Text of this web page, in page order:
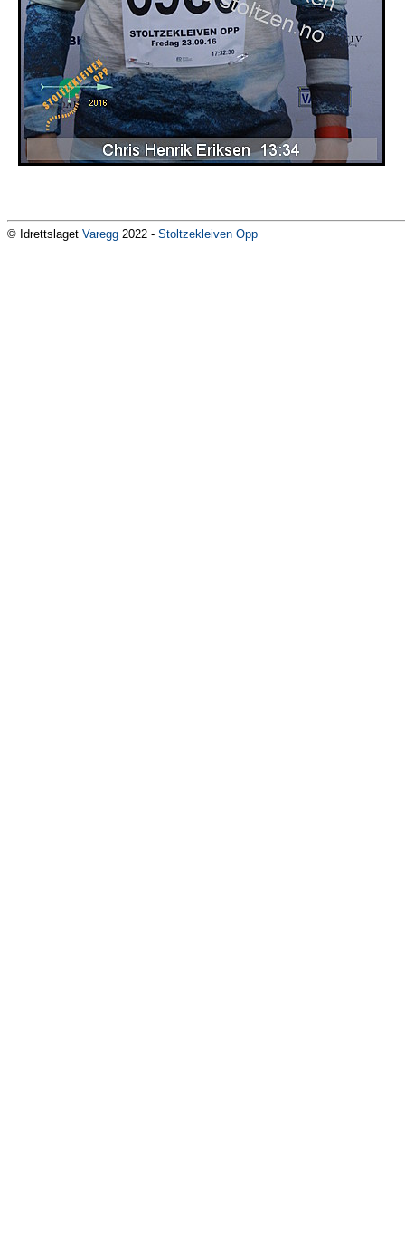
© Idrettslaget Varegg 2022 - Stoltzekleiven Opp